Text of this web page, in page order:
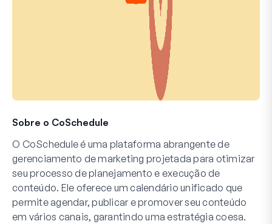
Sobre o CoSchedule
O CoSchedule é uma plataforma abrangente de
gerenciamento de marketing projetada para otimizar
seu processo de planejamento e execução de
conteúdo. Ele oferece um calendário unificado que
permite agendar, publicar e promover seu conteúdo
em vários canais, garantindo uma estratégia coesa.